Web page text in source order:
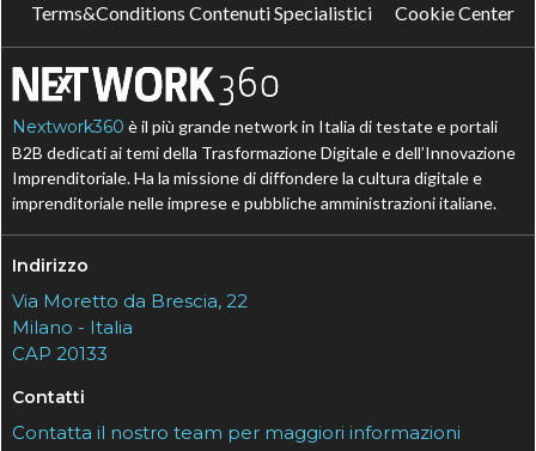
Terms&Conditions Contenuti Specialistici
Cookie Center
Nextwork360 è il più grande network in Italia di testate e portali
B2B dedicati ai temi della Trasformazione Digitale e dell’Innovazione
Imprenditoriale. Ha la missione di diffondere la cultura digitale e
imprenditoriale nelle imprese e pubbliche amministrazioni italiane.
Indirizzo
Via Moretto da Brescia, 22
Milano - Italia
CAP 20133
Contatti
Contatta il nostro team per maggiori informazioni